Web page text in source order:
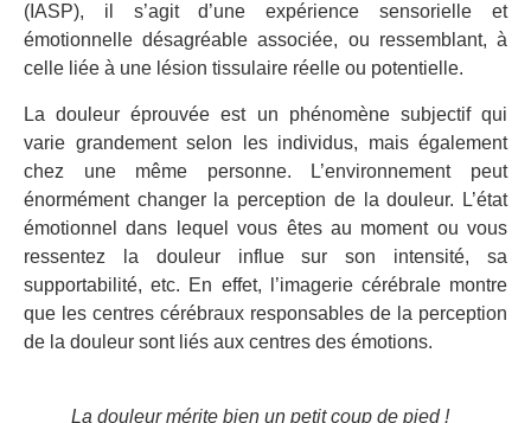
(IASP), il s’agit d’une expérience sensorielle et
émotionnelle désagréable associée, ou ressemblant, à
celle liée à une lésion tissulaire réelle ou potentielle.
La douleur éprouvée est un phénomène subjectif qui
varie grandement selon les individus, mais également
chez une même personne. L’environnement peut
énormément changer la perception de la douleur. L’état
émotionnel dans lequel vous êtes au moment ou vous
ressentez la douleur influe sur son intensité, sa
supportabilité, etc. En effet, l’imagerie cérébrale montre
que les centres cérébraux responsables de la perception
de la douleur sont liés aux centres des émotions.
La douleur mérite bien un petit coup de pied !